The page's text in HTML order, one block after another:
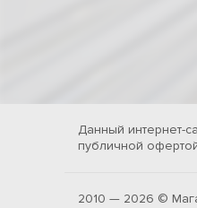
Данный интернет-
публичной
2010 — 2026 ©